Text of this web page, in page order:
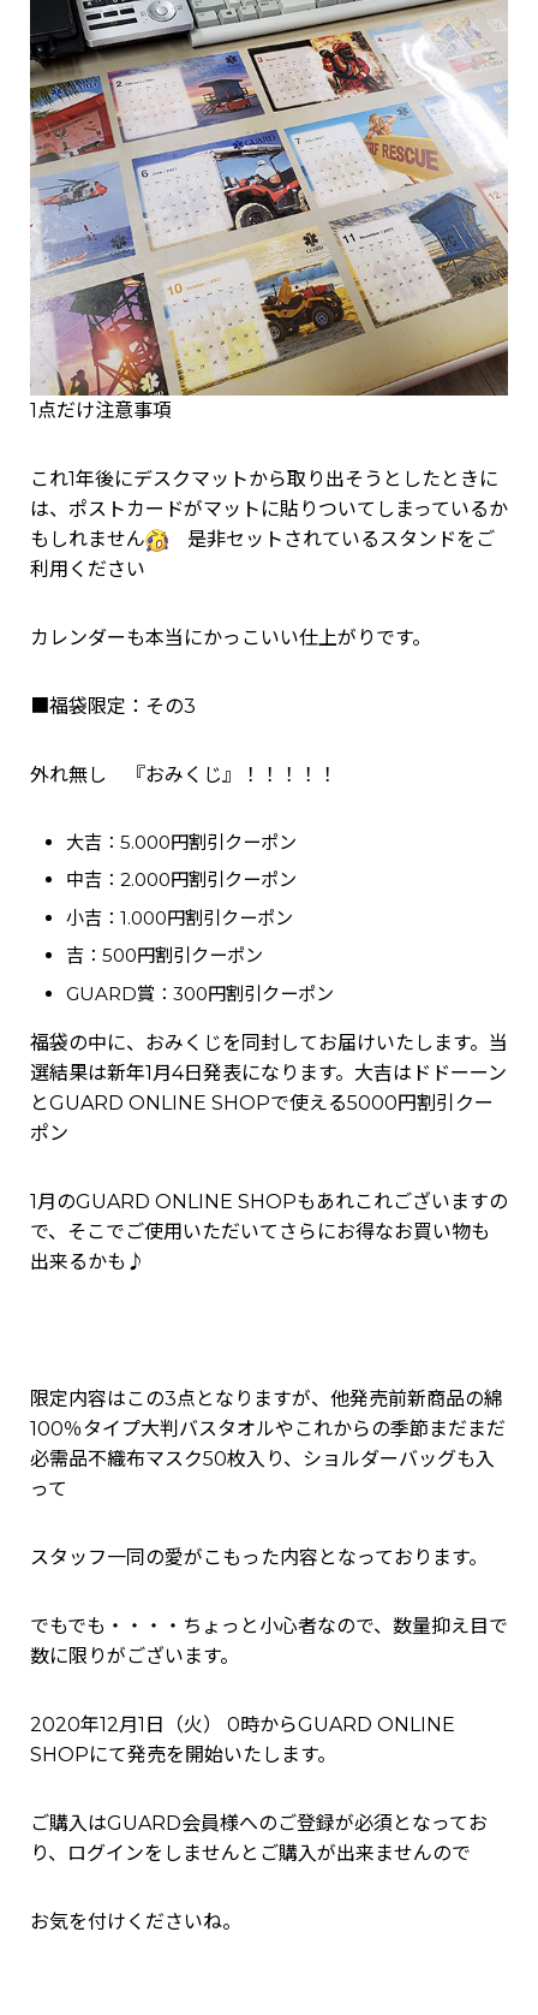
1点だけ注意事項
これ1年後にデスクマットから取り出そうとしたときに
は、ポストカードがマットに貼りついてしまっているか
もしれません
是非セットされているスタンドをご
利用ください
カレンダーも本当にかっこいい仕上がりです。
■福袋限定：その3
外れ無し 『おみくじ』！！！！！
大吉：5.000円割引クーポン
中吉：2.000円割引クーポン
小吉：1.000円割引クーポン
吉：500円割引クーポン
GUARD賞：300円割引クーポン
福袋の中に、おみくじを同封してお届けいたします。当
選結果は新年1月4日発表になります。大吉はドドーーン
とGUARD ONLINE SHOPで使える5000円割引クー
ポン
1月のGUARD ONLINE SHOPもあれこれございますの
で、そこでご使用いただいてさらにお得なお買い物も
出来るかも♪
限定内容はこの3点となりますが、他発売前新商品の綿
100％タイプ大判バスタオルやこれからの季節まだまだ
必需品不織布マスク50枚入り、ショルダーバッグも入
って
スタッフ一同の愛がこもった内容となっております。
でもでも・・・・ちょっと小心者なので、数量抑え目で
数に限りがございます。
2020年12月1日（火） 0時からGUARD ONLINE
SHOPにて発売を開始いたします。
ご購入はGUARD会員様へのご登録が必須となってお
り、ログインをしませんとご購入が出来ませんので
お気を付けくださいね。